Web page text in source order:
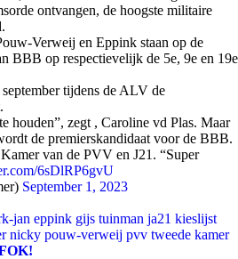
ontvangen, de hoogste militaire
Verweij en Eppink staan op de
BBB op respectievelijk de 5e, 9e en 19e
tijdens de ALV de
houden”, zegt , Caroline vd Plas. Maar
de premierskandidaat voor de BBB.
van de PVV en J21. “Super
6sDlRP6gvU
September 1, 2023
jan eppink gijs tuinman ja21 kieslijst
nicky pouw-verweij pvv tweede kamer